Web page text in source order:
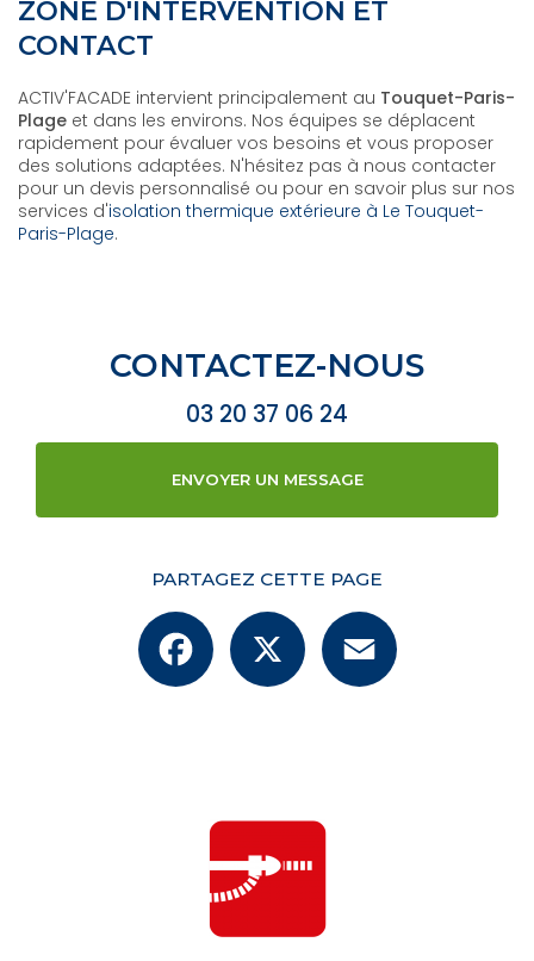
ZONE D'INTERVENTION ET
CONTACT
ACTIV'FACADE intervient principalement au Touquet-Paris-
Plage et dans les environs. Nos équipes se déplacent
rapidement pour évaluer vos besoins et vous proposer
des solutions adaptées. N'hésitez pas à nous contacter
pour un devis personnalisé ou pour en savoir plus sur nos
services d'isolation thermique extérieure à Le Touquet-
Paris-Plage.
CONTACTEZ-NOUS
03 20 37 06 24
ENVOYER UN MESSAGE
PARTAGEZ CETTE PAGE
Facebook